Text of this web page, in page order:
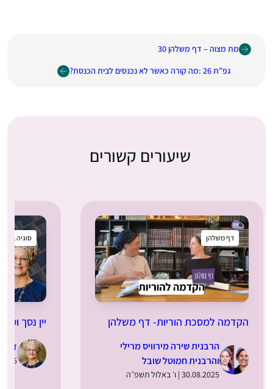
מת מצוה – דף משלהן 30
גפ”ת 26 :מה קורה כאשר לא נכנסים לבית הכנסת?
שיעורים קשורים
דף משלהן
הקדמה למסכת הוריות- דף משלהן
הרבנית שירה מירוויס מרילי
והרבנית חמוטל שובל
30.08.2025 | ו׳ באלול תשפ״ה
סוגיה
יין נסך
ד”ר
28.08.2025